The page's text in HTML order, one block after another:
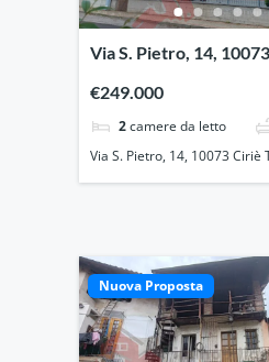
Via S. Pietro, 14,
€249.000
2camere da letto
Via S. Pietro, 14, 10073 Ciriè
Nuova Proposta